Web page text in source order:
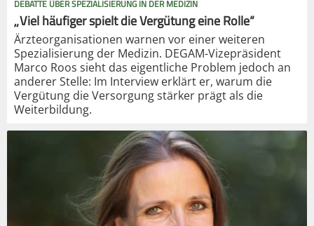
DEBATTE ÜBER SPEZIALISIERUNG IN DER MEDIZIN
„Viel häufiger spielt die Vergütung eine Rolle“
Ärzteorganisationen warnen vor einer weiteren
Spezialisierung der Medizin. DEGAM-Vizepräsident
Marco Roos sieht das eigentliche Problem jedoch an
anderer Stelle: Im Interview erklärt er, warum die
Vergütung die Versorgung stärker prägt als die
Weiterbildung.